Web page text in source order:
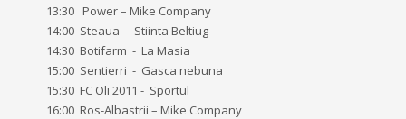
13:30 Power – Mike Company
14:00 Steaua - Stiinta Beltiug
14:30 Botifarm - La Masia
15:00 Sentierri - Gasca nebuna
15:30 FC Oli 2011 - Sportul
16:00 Ros-Albastrii – Mike Company